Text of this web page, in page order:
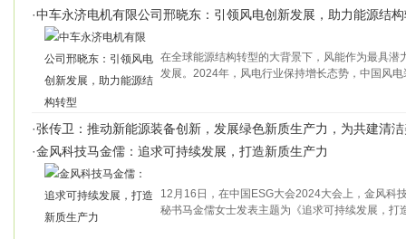
·中车永济电机有限公司邢晓东：引领风电创新发展，助力能源结
在全球能源结构转型的大背景下，风能作为最具潜
发展。2024年，风电行业保持增长态势，中国风
·张传卫：推动新能源装备创新，发展绿色新质生产力，为共建清
·金风科技马金儒：追求可持续发展，打造新质生产力
12月16日，在中国ESG大会2024大会上，金风科
秘书马金儒女士发表主题为《追求可持续发展，打